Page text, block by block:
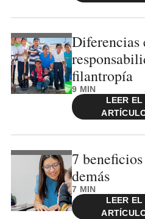
Diferencias
filantropía
9 MIN
LEER EL
7
demás
7 MIN
LEER EL